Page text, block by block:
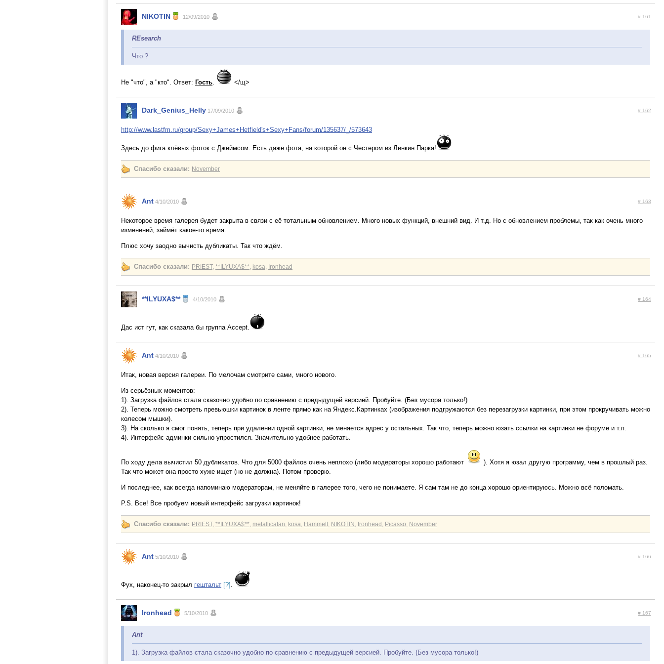
NIKOTIN 12/09/2010 # 161
REsearch
Что ?
Не "что", а "кто". Ответ: Гость. </щ>
Dark_Genius_Helly 17/09/2010 # 162
http://www.lastfm.ru/group/Sexy+James+Hetfield's+Sexy+Fans/forum/135637/_/573643
Здесь до фига клёвых фоток с Джеймсом. Есть даже фота, на которой он с Честером из Линкин Парка!
Спасибо сказали: November
Ant 4/10/2010 # 163
Некоторое время галерея будет закрыта в связи с её тотальным обновлением. Много новых функций, внешний вид. И т.д. Но с обновлением проблемы, так как очень много
изменений, займёт какое-то время.
Плюс хочу заодно вычисть дубликаты. Так что ждём.
Спасибо сказали: PRIEST, **ILYUXA$**, kosa, Ironhead
**ILYUXA$** 4/10/2010 # 164
Дас ист гут, как сказала бы группа Accept.
Ant 4/10/2010 # 165
Итак, новая версия галереи. По мелочам смотрите сами, много нового.
Из серьёзных моментов:
1). Загрузка файлов стала сказочно удобно по сравнению с предыдущей версией. Пробуйте. (Без мусора только!)
2). Теперь можно смотреть превьюшки картинок в ленте прямо как на Яндекс.Картинках (изображения подгружаются без перезагрузки картинки, при этом прокручивать можно
колесом мышки).
3). На сколько я смог понять, теперь при удалении одной картинки, не меняется адрес у остальных. Так что, теперь можно юзать ссылки на картинки не форуме и т.п.
4). Интерфейс админки сильно упростился. Значительно удобнее работать.
По ходу дела вычистил 50 дубликатов. Что для 5000 файлов очень неплохо (либо модераторы хорошо работают
). Хотя я юзал другую программу, чем в прошлый раз.
Так что может она просто хуже ищет (но не должна). Потом проверю.
И последнее, как всегда напоминаю модераторам, не меняйте в галерее того, чего не понимаете. Я сам там не до конца хорошо ориентируюсь. Можно всё поломать.
P.S. Все! Все пробуем новый интерфейс загрузки картинок!
Спасибо сказали: PRIEST, **ILYUXA$**, metallicafan, kosa, Hammett, NIKOTIN , Ironhead , Picasso, November
Ant 5/10/2010 # 166
Фух, наконец-то закрыл гештальт [?] .
Ironhead 5/10/2010 # 167
Ant
1). Загрузка файлов стала сказочно удобно по сравнению с предыдущей версией. Пробуйте. (Без мусора только!)